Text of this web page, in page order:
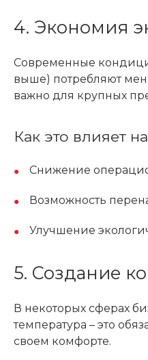
4. Экономия
Современные
выше) потребляют
важно для крупных
Как это влияет
Снижение
Возможность
Улучшение
5. Создание
В некоторых сферах
температура – это
своем комфорте.